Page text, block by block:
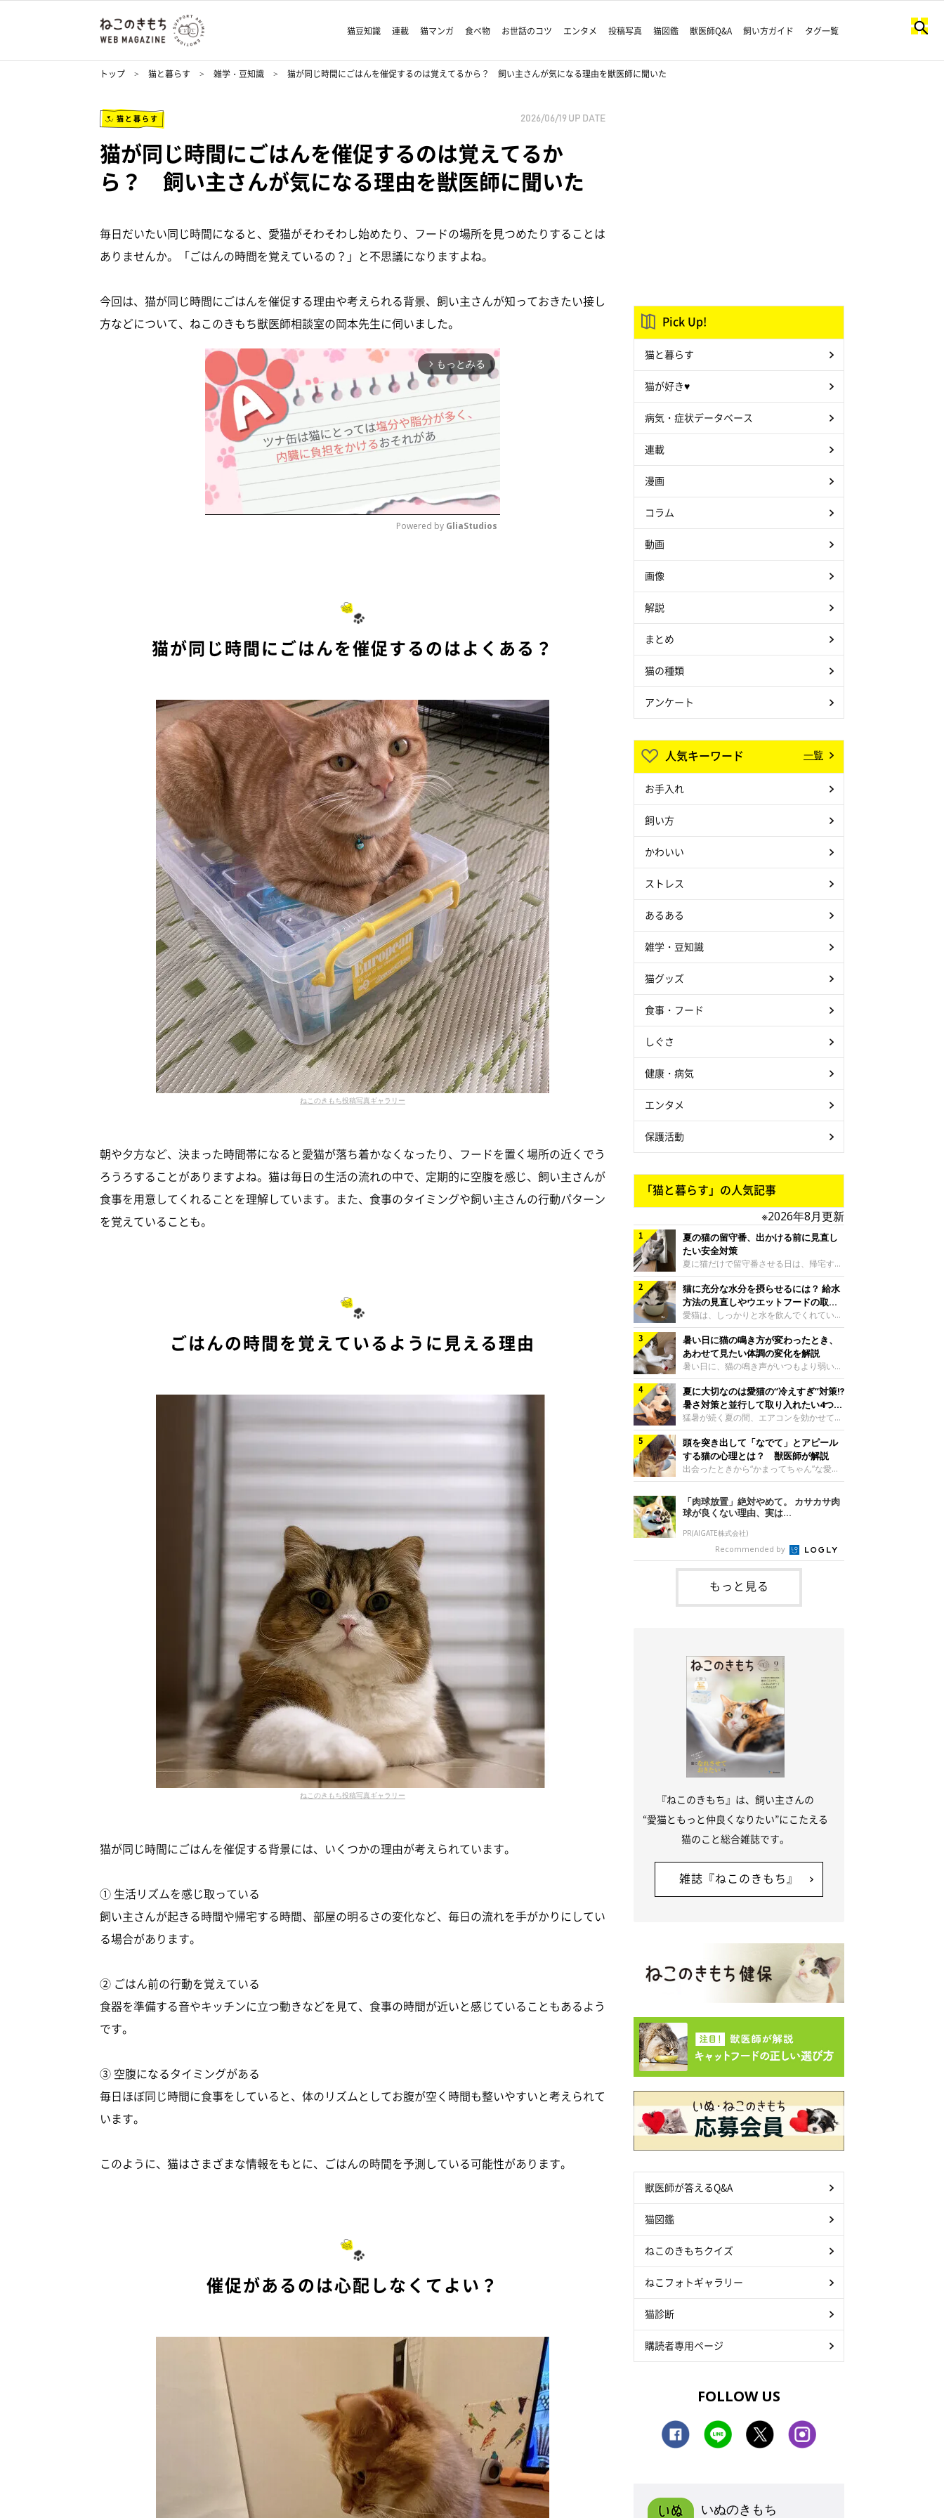
猫豆知識 連載 猫マンガ 食べ物 お世話のコツ エンタメ 投稿写真 猫図鑑 獣医師Q&A 飼い方ガイド タグ一覧
トップ 猫と暮らす 雑学・豆知識 猫が同じ時間にごはんを催促するのは覚えてるから？ 飼い主さんが気になる理由を獣医師に聞いた
猫と暮らす 2026/06/19 UP DATE
猫が同じ時間にごはんを催促するのは覚えてるか
ら？ 飼い主さんが気になる理由を獣医師に聞いた
毎日だいたい同じ時間になると、愛猫がそわそわし始めたり、フードの場所を見つめたりすることは
ありませんか。「ごはんの時間を覚えているの？」と不思議になりますよね。
今回は、猫が同じ時間にごはんを催促する理由や考えられる背景、飼い主さんが知っておきたい接し
方などについて、ねこのきもち獣医師相談室の岡本先生に伺いました。
arrow_forward_ios もっとみる
Powered by GliaStudios
猫が同じ時間にごはんを催促するのはよくある？
ねこのきもち投稿写真ギャラリー
朝や夕方など、決まった時間帯になると愛猫が落ち着かなくなったり、フードを置く場所の近くでう
ろうろすることがありますよね。猫は毎日の生活の流れの中で、定期的に空腹を感じ、飼い主さんが
食事を用意してくれることを理解しています。また、食事のタイミングや飼い主さんの行動パターン
を覚えていることも。
ごはんの時間を覚えているように見える理由
ねこのきもち投稿写真ギャラリー
猫が同じ時間にごはんを催促する背景には、いくつかの理由が考えられています。
① 生活リズムを感じ取っている
飼い主さんが起きる時間や帰宅する時間、部屋の明るさの変化など、毎日の流れを手がかりにしてい
る場合があります。
② ごはん前の行動を覚えている
食器を準備する音やキッチンに立つ動きなどを見て、食事の時間が近いと感じていることもあるよう
です。
③ 空腹になるタイミングがある
毎日ほぼ同じ時間に食事をしていると、体のリズムとしてお腹が空く時間も整いやすいと考えられて
います。
このように、猫はさまざまな情報をもとに、ごはんの時間を予測している可能性があります。
催促があるのは心配しなくてよい？
Pick Up!
猫と暮らす
猫が好き♥
病気・症状データベース
連載
漫画
コラム
動画
画像
解説
まとめ
猫の種類
アンケート
人気キーワード 一覧
お手入れ
飼い方
かわいい
ストレス
あるある
雑学・豆知識
猫グッズ
食事・フード
しぐさ
健康・病気
エンタメ
保護活動
「猫と暮らす」の人気記事
※2026年8月更新
夏の猫の留守番、出かける前に見直し
たい安全対策
夏に猫だけで留守番させる日は、帰宅する
まで部屋が暑くなりすぎないか、水は足り
るかと気になる飼い主さんもいるでしょ
う。家の中なら安全と思っていても、日中
は室温が急に上がることがあります。留守
中の暑さから猫を守るために準備したいこ
とや、帰宅後に見たいサインなどについ
て、ねこのきもち獣医師相談室の岡本りさ
先生に伺いました。 留守中は室温が急に
上がることがあるねこのきもち投稿写真ギ
ャラリー夏の日中は、エアコンが切れると
室温が急に上昇する場合があります。猫は
自分で涼しい場所を探すのが得意ですが、
部屋全体が暑くなれ
猫に充分な水分を摂らせるには？ 給水
方法の見直しやウエットフードの取り
入れ方を解説
愛猫は、しっかりと水を飲んでくれていま
すか？ 夏場はエアコンで室内が涼しいこ
ともあり、猫があまり水を飲まないこと
も。積極的に水分を摂らせるためには、給
水方法を見直したり、フードから水分を摂
らせたりする方法があります。今回は獣医
師の重本仁先生に、猫に水分を摂らせるた
めにできるためできる工夫を教えていただ
きました。ボウルの高さを愛猫の好みにね
このきもち投稿写真ギャラリー水飲みボウ
ルの高さは、猫が飲むときに頭が胃より下
にならないように設定すると飲みやすいで
しょう。首を深く折り曲げずに済むため、
関節や食道への負
暑い日に猫の鳴き方が変わったとき、
あわせて見たい体調の変化を解説
暑い日に、猫の鳴き声がいつもより弱い、
かすれる、しつこく鳴くなど、ふだんと違
って聞こえることがあります。 そんなと
き、あわせてどのような様子を確認したら
よいのでしょうか。暑い日に猫の鳴き方が
変わるときの見方や注意したい体調の変化
などについて、ねこのきもち獣医師相談室
の山口みき先生に伺いました。 鳴き方の
変化だけで判断せず、全身の様子も確認し
てねこのきもち投稿写真ギャラリー猫の鳴
ように見えることがあります。 ただ、鳴
き声だけで原因を決めるのは難しく、体調
や環境の変化を
夏に大切なのは愛猫の“冷えすぎ”対策⁉
暑さ対策と並行して取り入れたい4つの
工夫
猛暑が続く夏の間、エアコンを効かせて室
内を冷やしますよね。しかし、人にとって
は快適な温度でも、猫にとっては温度が低
すぎることも。暑さ対策と並行して、冷え
すぎ対策もしっかりと行うことが大切で
す。今回は獣医師の重本仁先生に、猫の冷
えすぎを防ぐ4つの対策を教えていただき
ました。（1） 冷房の効いていない部屋に
行き来できるようにするねこのきもち投稿
写真ギャラリー猫が寒いと感じたときに、
冷気から逃れる「逃げ場」を用意しておき
ましょう。冷房の効いていない部屋や廊下
へも自由に行き来できるように、ドアは猫
が通れる程度に
頭を突き出して「なでて」とアピール
する猫の心理とは？ 獣医師が解説
出会ったときから“かまってちゃん”な愛
猫。譲渡会での小鉄くんの様子写真提供／
＠Tore_2021ご紹介するのは、X（旧
Twitter）ユーザー＠Tore_2021さんの愛
猫・小鉄くんです。飼い主さんによると、
小鉄くんは元保護猫なのだとか。飼い主さ
ん： 「ペット可のマンションに引っ越し
たので、ずっと飼いたかった猫を探しに
2016年末に譲渡会に行きました。そこで
出会ったのが小鉄です。当時、小鉄はまだ
1才くらいだったのですが、私たちがケー
ジの中を覗いていると、そっと前足を出し
「肉球放置」絶対やめて。 カサカサ肉
球が良くない理由、実は...
PR(AIGATE株式会社)
Recommended by
もっと見る
『ねこのきもち』は、飼い主さんの
“愛猫ともっと仲良くなりたい”にこたえる
猫のこと総合雑誌です。
雑誌『ねこのきもち』
獣医師が答えるQ&A
猫図鑑
ねこのきもちクイズ
ねこフォトギャラリー
猫診断
購読者専用ページ
FOLLOW US
いぬのきもち